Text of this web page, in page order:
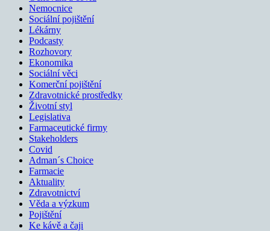
Nemocnice
Sociální pojištění
Lékárny
Podcasty
Rozhovory
Ekonomika
Sociální věci
Komerční pojištění
Zdravotnické prostředky
Životní styl
Legislativa
Farmaceutické firmy
Stakeholders
Covid
Adman´s Choice
Farmacie
Aktuality
Zdravotnictví
Věda a výzkum
Pojištění
Ke kávě a čaji